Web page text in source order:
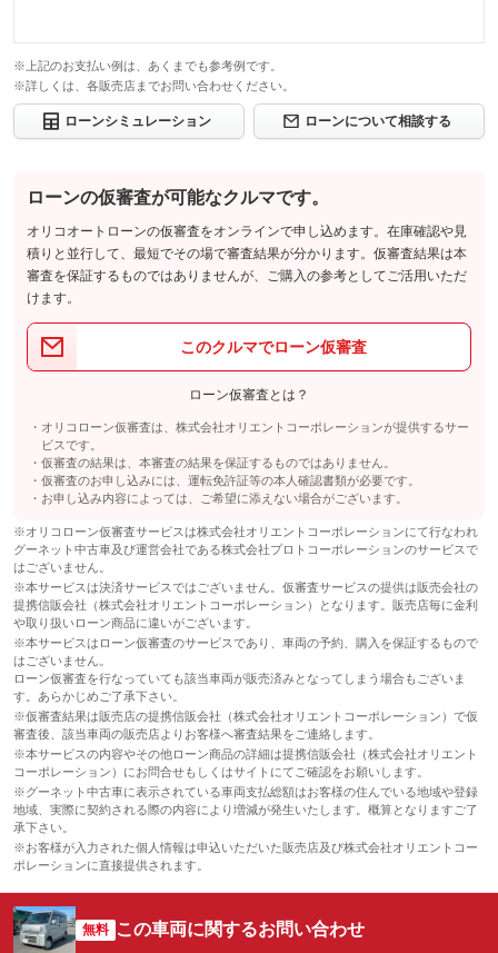
※上記のお支払い例は、あくまでも参考例です。
※詳しくは、各販売店までお問い合わせください。
ローンシミュレーション ローンについて相談する
ローンの仮審査が可能なクルマです。
オリコオートローンの仮審査をオンラインで申し込めます。在庫確認や見
積りと並行して、最短でその場で審査結果が分かります。仮審査結果は本
審査を保証するものではありませんが、ご購入の参考としてご活用いただ
けます。
このクルマでローン仮審査
ローン仮審査とは？
オリコローン仮審査は、株式会社オリエントコーポレーションが提供するサー
ビスです。
仮審査の結果は、本審査の結果を保証するものではありません。
仮審査のお申し込みには、運転免許証等の本人確認書類が必要です。
お申し込み内容によっては、ご希望に添えない場合がございます。
※オリコローン仮審査サービスは株式会社オリエントコーポレーションにて行なわれ
グーネット中古車及び運営会社である株式会社プロトコーポレーションのサービスで
はございません。
※本サービスは決済サービスではございません。仮審査サービスの提供は販売会社の
提携信販会社（株式会社オリエントコーポレーション）となります。販売店毎に金利
や取り扱いローン商品に違いがございます。
※本サービスはローン仮審査のサービスであり、車両の予約、購入を保証するもので
はございません。
ローン仮審査を行なっていても該当車両が販売済みとなってしまう場合もございま
す。あらかじめご了承下さい。
※仮審査結果は販売店の提携信販会社（株式会社オリエントコーポレーション）で仮
審査後、該当車両の販売店よりお客様へ審査結果をご連絡します。
※本サービスの内容やその他ローン商品の詳細は提携信販会社（株式会社オリエント
コーポレーション）にお問合せもしくはサイトにてご確認をお願いします。
※グーネット中古車に表示されている車両支払総額はお客様の住んでいる地域や登録
地域、実際に契約される際の内容により増減が発生いたします。概算となりますご了
承下さい。
※お客様が入力された個人情報は申込いただいた販売店及び株式会社オリエントコー
ポレーションに直接提供されます。
無料 この車両に関するお問い合わせ